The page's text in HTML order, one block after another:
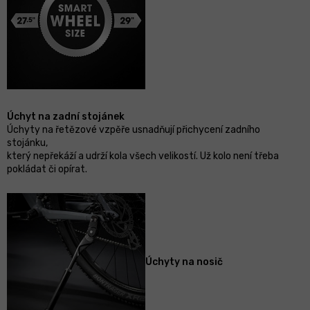
Úchyt na zadní stojánek
Úchyty na řetězové vzpěře usnadňují přichycení zadního
stojánku,
který nepřekáží a udrží kola všech velikostí. Už kolo není třeba
pokládat či opírat.
Úchyty na nosič